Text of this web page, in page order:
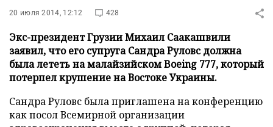
20 июля 2014, 12:12 428
Экс-президент Грузии Михаил Саакашвили
заявил, что его супруга Сандра Руловс должна
была лететь на малайзийском Boeing 777, который
потерпел крушение на Востоке Украины.
Сандра Руловс была приглашена на конференцию
как посол Всемирной организации